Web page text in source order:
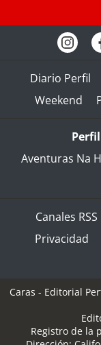
Diario Perfil
Weekend
Aventuras Na
Canales RSS
Privacidad
Caras - Editorial
Registro de la